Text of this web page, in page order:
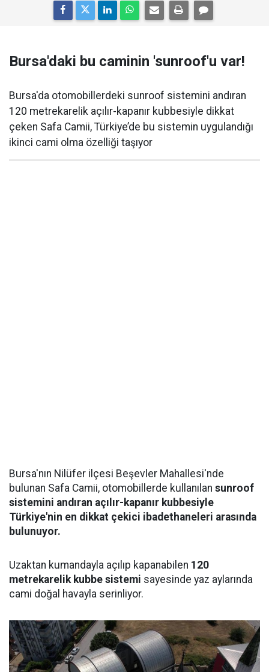
Bursa'daki bu caminin 'sunroof'u var!
Bursa'da otomobillerdeki sunroof sistemini andıran
120 metrekarelik açılır-kapanır kubbesiyle dikkat
çeken Safa Camii, Türkiye’de bu sistemin uygulandığı
ikinci cami olma özelliği taşıyor
Bursa'nın Nilüfer ilçesi Beşevler Mahallesi'nde
bulunan Safa Camii, otomobillerde kullanılan sunroof
sistemini andıran açılır-kapanır kubbesiyle
Türkiye'nin en dikkat çekici ibadethaneleri arasında
bulunuyor.
Uzaktan kumandayla açılıp kapanabilen 120
metrekarelik kubbe sistemi sayesinde yaz aylarında
cami doğal havayla serinliyor.